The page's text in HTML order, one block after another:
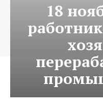
18